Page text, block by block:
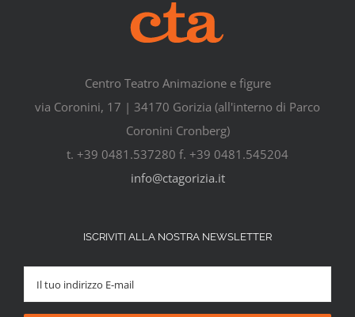
Centro Teatro Animazione e figure
via Coronini, 17 | 34170 Gorizia (all'interno di Parco
Coronini Cronberg)
t. +39 0481.537280 f. +39 0481.545204
info@ctagorizia.it
ISCRIVITI ALLA NOSTRA NEWSLETTER